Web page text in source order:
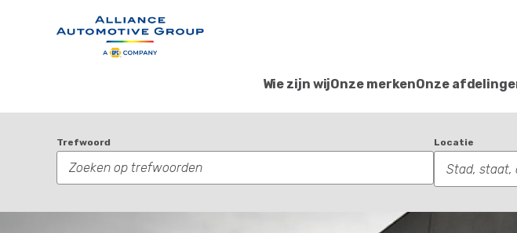
Wie zijn wijOnze merkenOnze
Trefwoord Locatie